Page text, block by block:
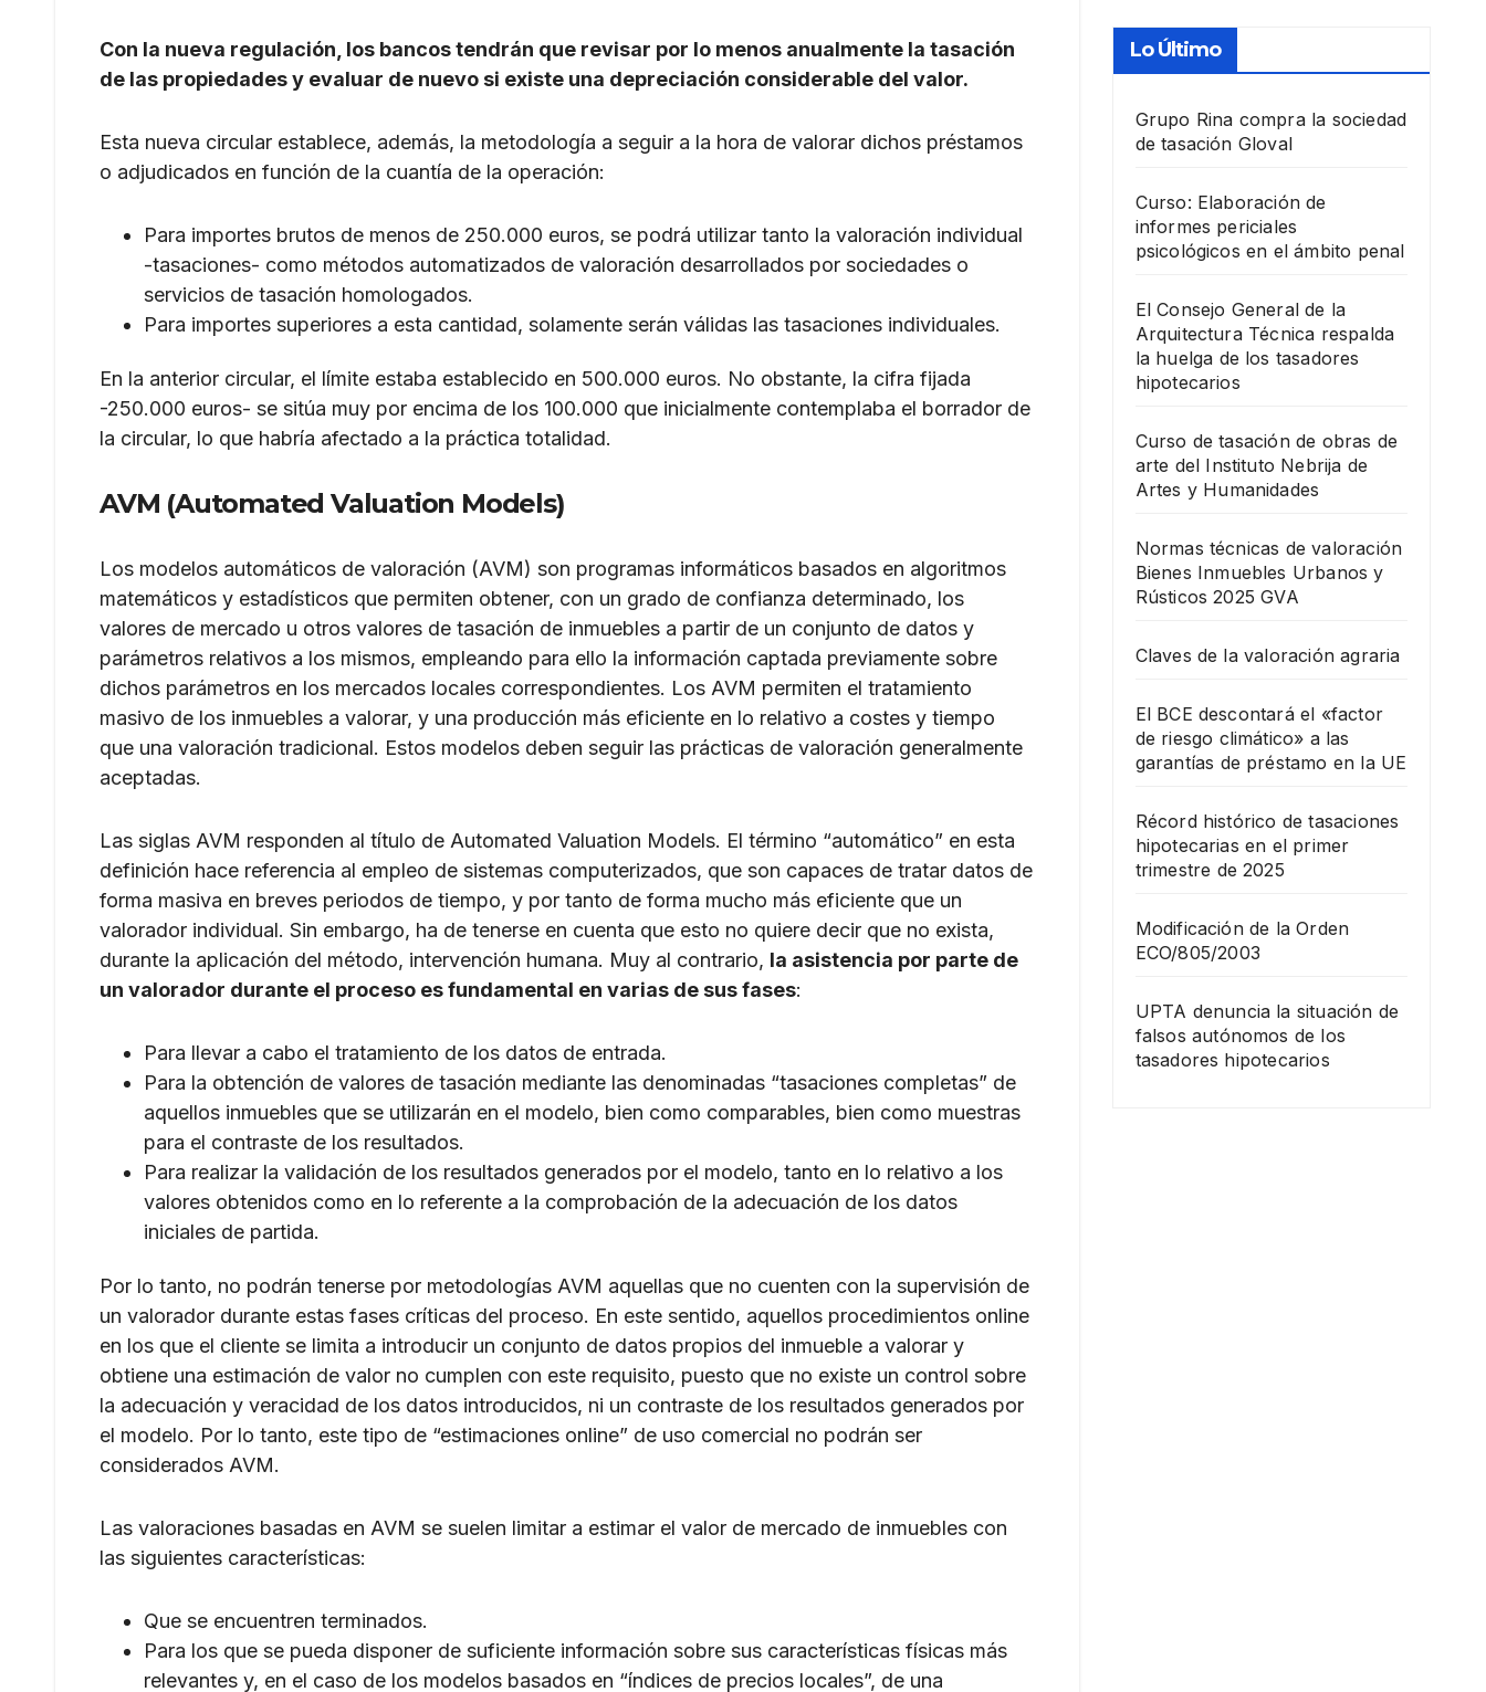
Con la nueva regulación, los bancos tendrán que revisar por lo menos anualmente la tasación
de las propiedades y evaluar de nuevo si existe una depreciación considerable del valor.
Esta nueva circular establece, además, la metodología a seguir a la hora de valorar dichos préstamos
o adjudicados en función de la cuantía de la operación:
Para importes brutos de menos de 250.000 euros, se podrá utilizar tanto la valoración individual
-tasaciones- como métodos automatizados de valoración desarrollados por sociedades o
servicios de tasación homologados.
Para importes superiores a esta cantidad, solamente serán válidas las tasaciones individuales.
En la anterior circular, el límite estaba establecido en 500.000 euros. No obstante, la cifra fijada
-250.000 euros- se sitúa muy por encima de los 100.000 que inicialmente contemplaba el borrador de
la circular, lo que habría afectado a la práctica totalidad.
AVM (Automated Valuation Models)
Los modelos automáticos de valoración (AVM) son programas informáticos basados en algoritmos
matemáticos y estadísticos que permiten obtener, con un grado de confianza determinado, los
valores de mercado u otros valores de tasación de inmuebles a partir de un conjunto de datos y
parámetros relativos a los mismos, empleando para ello la información captada previamente sobre
dichos parámetros en los mercados locales correspondientes. Los AVM permiten el tratamiento
masivo de los inmuebles a valorar, y una producción más eficiente en lo relativo a costes y tiempo
que una valoración tradicional. Estos modelos deben seguir las prácticas de valoración generalmente
aceptadas.
Las siglas AVM responden al título de Automated Valuation Models. El término “automático” en esta
definición hace referencia al empleo de sistemas computerizados, que son capaces de tratar datos de
forma masiva en breves periodos de tiempo, y por tanto de forma mucho más eficiente que un
valorador individual. Sin embargo, ha de tenerse en cuenta que esto no quiere decir que no exista,
durante la aplicación del método, intervención humana. Muy al contrario, la asistencia por parte de
un valorador durante el proceso es fundamental en varias de sus fases:
Para llevar a cabo el tratamiento de los datos de entrada.
Para la obtención de valores de tasación mediante las denominadas “tasaciones completas” de
aquellos inmuebles que se utilizarán en el modelo, bien como comparables, bien como muestras
para el contraste de los resultados.
Para realizar la validación de los resultados generados por el modelo, tanto en lo relativo a los
valores obtenidos como en lo referente a la comprobación de la adecuación de los datos
iniciales de partida.
Por lo tanto, no podrán tenerse por metodologías AVM aquellas que no cuenten con la supervisión de
un valorador durante estas fases críticas del proceso. En este sentido, aquellos procedimientos online
en los que el cliente se limita a introducir un conjunto de datos propios del inmueble a valorar y
obtiene una estimación de valor no cumplen con este requisito, puesto que no existe un control sobre
la adecuación y veracidad de los datos introducidos, ni un contraste de los resultados generados por
el modelo. Por lo tanto, este tipo de “estimaciones online” de uso comercial no podrán ser
considerados AVM.
Las valoraciones basadas en AVM se suelen limitar a estimar el valor de mercado de inmuebles con
las siguientes características:
Que se encuentren terminados.
Para los que se pueda disponer de suficiente información sobre sus características físicas más
relevantes y, en el caso de los modelos basados en “índices de precios locales”, de una
Lo Último
Grupo Rina compra la sociedad
de tasación Gloval
Curso: Elaboración de
informes periciales
psicológicos en el ámbito penal
El Consejo General de la
Arquitectura Técnica respalda
la huelga de los tasadores
hipotecarios
Curso de tasación de obras de
arte del Instituto Nebrija de
Artes y Humanidades
Normas técnicas de valoración
Bienes Inmuebles Urbanos y
Rústicos 2025 GVA
Claves de la valoración agraria
El BCE descontará el «factor
de riesgo climático» a las
garantías de préstamo en la UE
Récord histórico de tasaciones
hipotecarias en el primer
trimestre de 2025
Modificación de la Orden
ECO/805/2003
UPTA denuncia la situación de
falsos autónomos de los
tasadores hipotecarios